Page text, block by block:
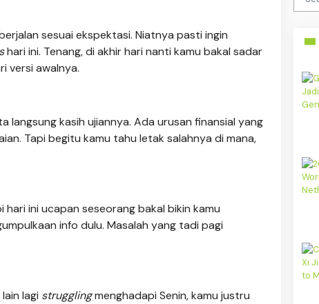
sesuai ekspektasi. Niatnya pasti ingin
hari ini. Tenang, di akhir hari nanti kamu bakal sadar
versi awalnya.
langsung kasih ujiannya. Ada urusan finansial yang
Tapi begitu kamu tahu letak salahnya di mana,
ini ucapan seseorang bakal bikin kamu
info dulu. Masalah yang tadi pagi
lagi strugglingmenghadapi Senin, kamu justru